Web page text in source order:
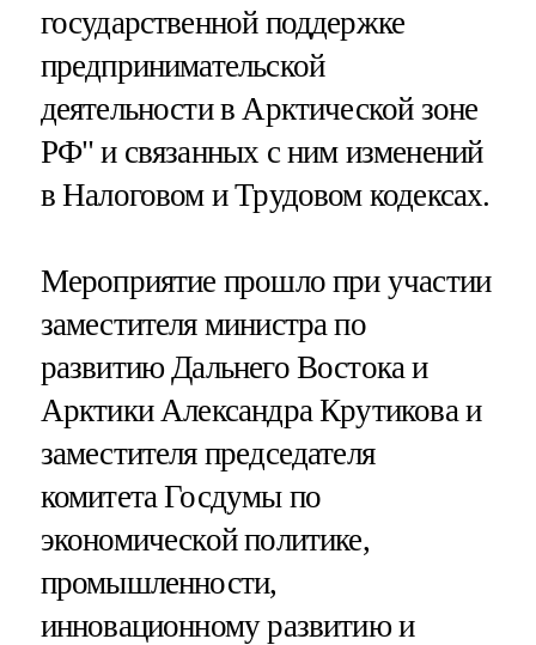
государственной поддержке
предпринимательской
деятельности в Арктической зоне
РФ" и связанных с ним изменений
в Налоговом и Трудовом кодексах.
Мероприятие прошло при участии
заместителя министра по
развитию Дальнего Востока и
Арктики Александра Крутикова и
заместителя председателя
комитета Госдумы по
экономической политике,
промышленности,
инновационному развитию и